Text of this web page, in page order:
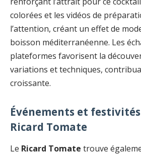
colorées et les vidéos de
l’attention, créant un effet de
boisson méditerranéenne. Les
plateformes favorisent la
variations et techniques,
croissante.
Événements et
Ricard Tomate
Le Ricard Tomate trouve